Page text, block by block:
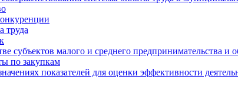
труда
субъектов малого и среднего предпринимательства и
по закупкам
показателей для оценки эффективности